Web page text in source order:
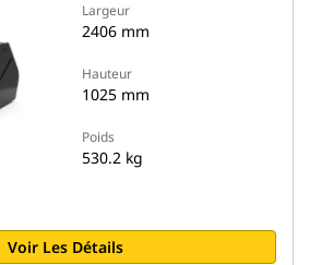
Largeur
2406 mm
Hauteur
1025 mm
Poids
530.2 kg
Voir Les Détails